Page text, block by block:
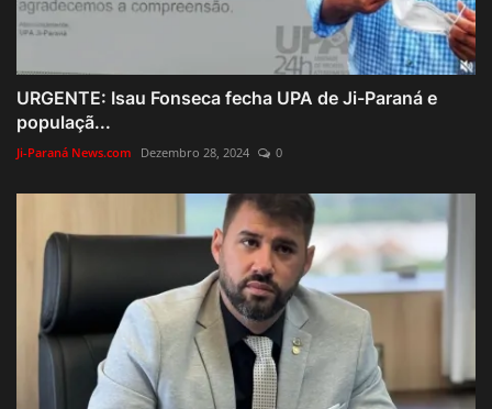
URGENTE: Isau Fonseca fecha UPA de Ji-Paraná e
populaçã...
Ji-Paraná News.com Dezembro 28, 2024 0